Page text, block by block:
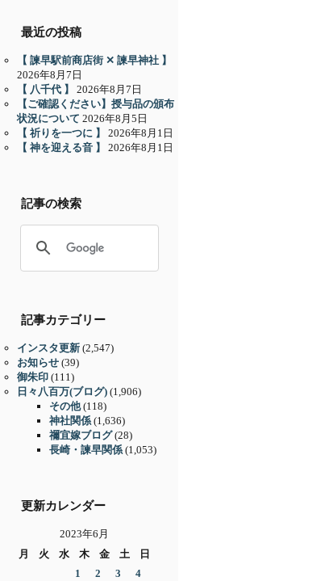
最近の投稿
【 諫早駅前商店街 ✕ 諫早神社 】
2026年8月7日
【 八千代 】
2026年8月7日
【ご確認ください】授与品の頒布
状況について 2026年8月5日
【 祈りを一つに 】
2026年8月1日
【 神を迎える音 】
2026年8月1日
記事の検索
記事カテゴリー
インスタ更新 (2,547)
お知らせ (39)
御朱印 (111)
日々八百万(ブログ) (1,906)
その他(118)
神社関係 (1,636)
禰宜嫁ブログ(28)
長崎・諫早関係 (1,053)
更新カレンダー
2023年6月
月
火 水 木 金 土
日
1
2 3
4